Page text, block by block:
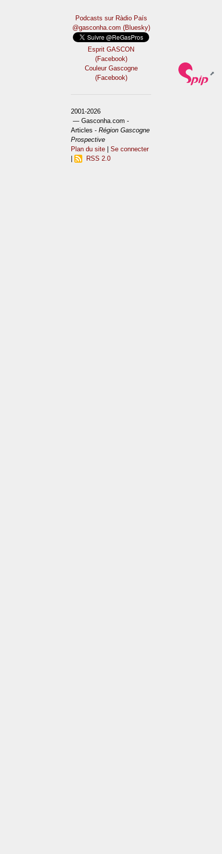
Podcasts sur Ràdio País
@gasconha.com (Bluesky)
Esprit GASCON
(Facebook)
Couleur Gascogne
(Facebook)
2001-2026
— Gasconha.com -
Articles -Région Gascogne
Prospective
Plan du site |Se connecter
RSS 2.0